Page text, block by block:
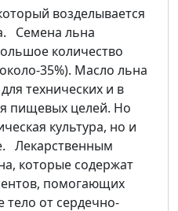
возделывается
Семена льна
количество
35%). Масло льна
технических и в
пищевых целей. Но
культура, но и
Лекарственным
которые содержат
помогающих
от сердечно-